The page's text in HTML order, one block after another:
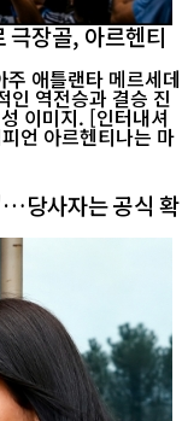
장골, 아르헨티
애틀랜타 메르세데
인 역전승과 결승 진
. [인터내셔
언 아르헨티나는 마
당사자는 공식 확